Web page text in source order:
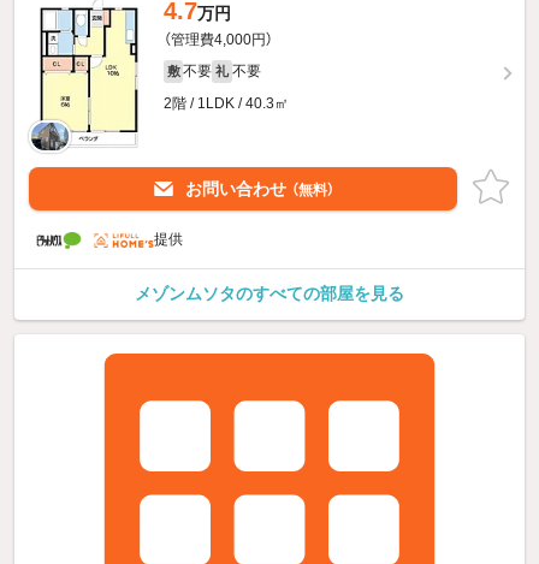
4.7万円
（管理費4,000円）
敷 不要 礼 不要
2階 / 1LDK / 40.3㎡
お問い合わせ （無料）
提供
メゾンムソタのすべての部屋を見る